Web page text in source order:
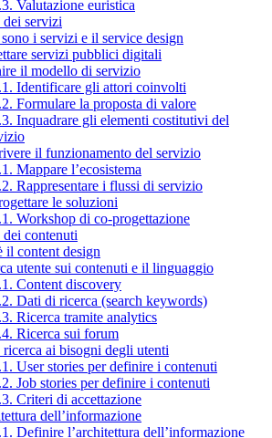
Valutazione euristica
dei servizi
i servizi e il service design
servizi pubblici digitali
il modello di servizio
Identificare gli attori coinvolti
Formulare la proposta di valore
Inquadrare gli elementi costitutivi del
il funzionamento del servizio
Mappare l’ecosistema
Rappresentare i flussi di servizio
le soluzioni
Workshop di co-progettazione
contenuti
il content design
utente sui contenuti e il linguaggio
Content discovery
Dati di ricerca (search keywords)
Ricerca tramite analytics
Ricerca sui forum
ai bisogni degli utenti
User stories per definire i contenuti
Job stories per definire i contenuti
Criteri di accettazione
dell’informazione
Definire l’architettura dell’informazione